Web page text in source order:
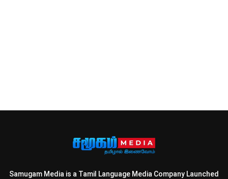
Samugam Media is a Tamil Language Media Company Launched